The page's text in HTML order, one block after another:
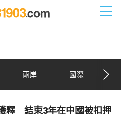
兩岸 國際
釋 結束3年在中國被扣押